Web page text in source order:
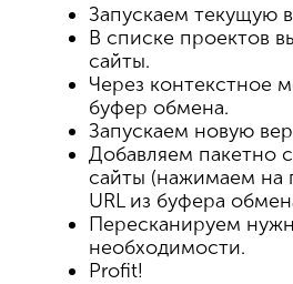
Запускаем текущую
В списке проектов
сайты.
Через контекстное
буфер обмена.
Запускаем новую
Добавляем пакетно
сайты (нажимаем на
URL из буфера
Пересканируем
необходимости.
Profit!